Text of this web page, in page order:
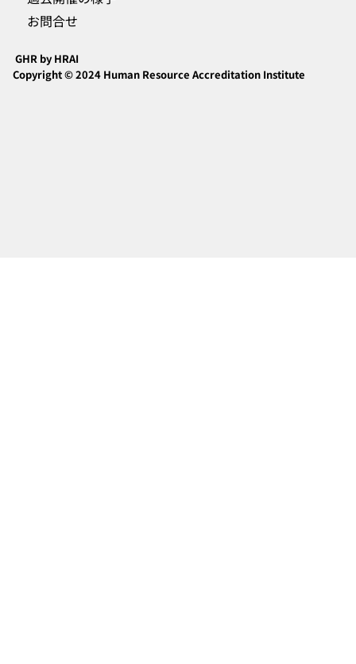
お問合せ
GHR by HRAI
Copyright © 2024 Human Resource Accreditation Institute